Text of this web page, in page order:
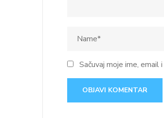
Sačuvaj moje ime,